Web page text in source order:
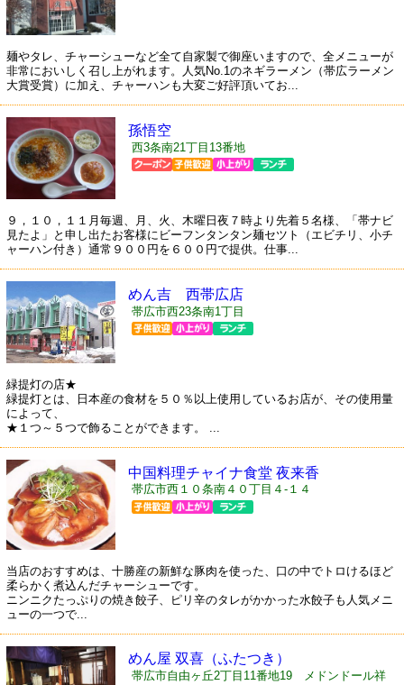
麺やタレ、チャーシューなど全て自家製で御座いますので、全メニューが
非常においしく召し上がれます。人気No.1のネギラーメン（帯広ラーメン
大賞受賞）に加え、チャーハンも大変ご好評頂いてお...
孫悟空
西3条南21丁目13番地
９，１０，１１月毎週、月、火、木曜日夜７時より先着５名様、「帯ナビ
見たよ」と申し出たお客様にビーフンタンタン麺セツト（エビチリ、小チ
ャーハン付き）通常９００円を６００円で提供。仕事...
めん吉 西帯広店
帯広市西23条南1丁目
緑提灯の店★
緑提灯とは、日本産の食材を５０％以上使用しているお店が、その使用量
によって、
★１つ～５つで飾ることができます。 ...
中国料理チャイナ食堂 夜来香
帯広市西１０条南４０丁目４-１４
当店のおすすめは、十勝産の新鮮な豚肉を使った、口の中でトロけるほど
柔らかく煮込んだチャーシューです。
ニンニクたっぷりの焼き餃子、ピリ辛のタレがかかった水餃子も人気メニ
ューの一つで...
めん屋 双喜（ふたつき）
帯広市自由ヶ丘2丁目11番地19 メドンドール祥